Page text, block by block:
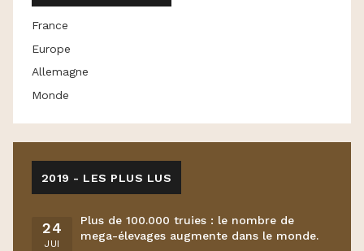
France
Europe
Allemagne
Monde
2019 - LES PLUS LUS
24
JUI
Plus de 100.000 truies : le nombre de
mega-élevages augmente dans le monde.